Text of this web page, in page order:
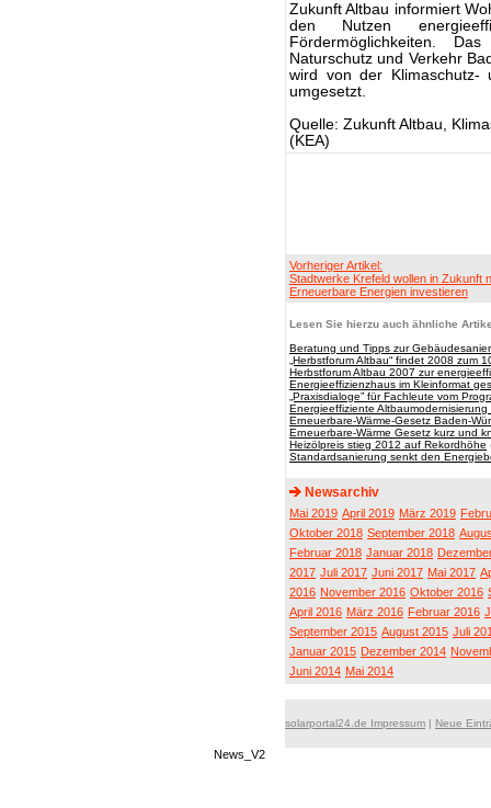
Zukunft Altbau informiert
den Nutzen
Fördermöglichkeiten.
Naturschutz und Verkehr
wird von der Klimaschutz-
umgesetzt.
Quelle: Zukunft Altbau,
(KEA)
Vorheriger Artikel:
Stadtwerke Krefeld wollen in Zukunft
Erneuerbare Energien investieren
Lesen Sie hierzu auch ähnliche
Beratung und Tipps zur
„Herbstforum Altbau“ findet 2008 zum
Herbstforum Altbau 2007 zur
Energieeffizienzhaus im Kleinformat
„Praxisdialoge” für Fachleute vom
Energieeffiziente
Erneuerbare-Wärme-Gesetz Baden-
Erneuerbare-Wärme Gesetz kurz und
Heizölpreis stieg 2012 auf Rekordhöhe
Standardsanierung senkt den
Newsarchiv
Mai 2019 April 2019 März 2019
Oktober 2018 September 2018
Februar 2018 Januar 2018
2017 Juli 2017 Juni 2017 Mai 2017
2016 November 2016 Oktober 2016
April 2016 März 2016 Februar 2016
September 2015 August 2015 Juli
Januar 2015 Dezember 2014
Juni 2014 Mai 2014
solarportal24.de Impressum | Neue
News_V2